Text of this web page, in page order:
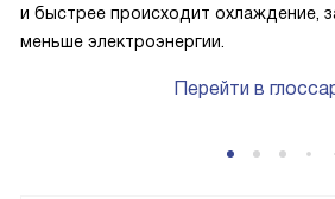
и быстрее происходит охлаждение,
меньше электроэнергии.
Перейти в